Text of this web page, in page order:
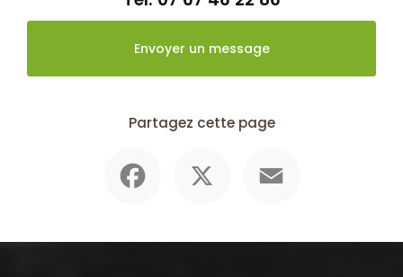
Envoyer un message
Partagez cette page